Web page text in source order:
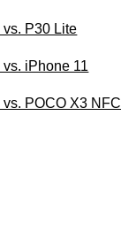
vs. P30 Lite
iPhone 11
POCO X3 NFC